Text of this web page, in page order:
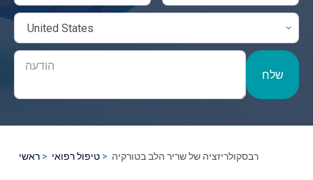
שלח
ראשי טיפול רפואי רבסקולריזציה של שריר הלב בטורקיה